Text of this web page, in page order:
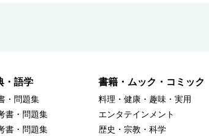
・語学
・問題集
書・問題集
書・問題集
書籍・ムック・コミック
料理・健康・趣味・実用
エンタテインメント
歴史・宗教・科学